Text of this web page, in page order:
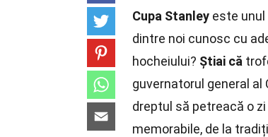
Cupa Stanley este
dintre noi cunosc cu
hocheiului? Știai că
guvernatorul general
dreptul să petreacă o
memorabile, de la